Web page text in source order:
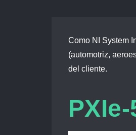
Como NI System
(automotriz,
del cliente.